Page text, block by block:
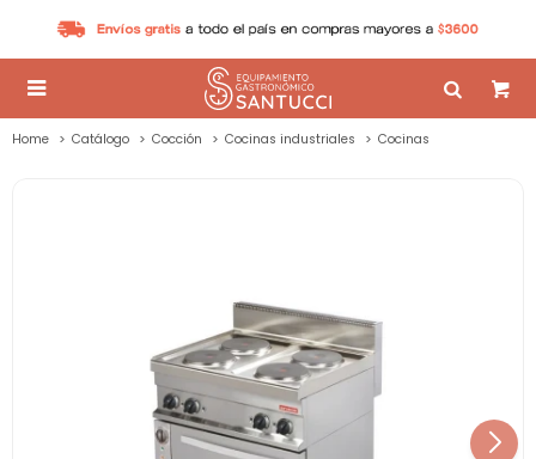

Home Catálogo Cocción Cocinas industriales Cocinas